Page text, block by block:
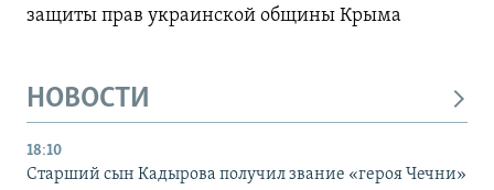
защиты прав украинской общины Крыма
НОВОСТИ
18:10
Старший сын Кадырова получил звание «героя Чечни»